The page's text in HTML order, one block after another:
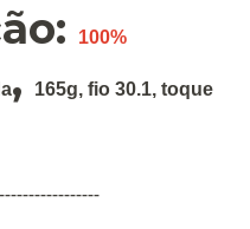
100%
, 165g, fio 30.1, toque